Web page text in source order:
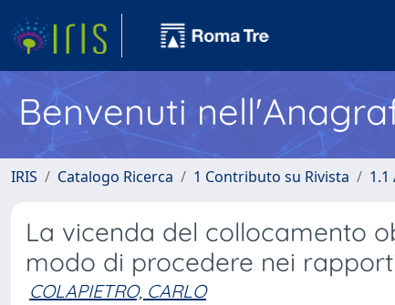
Benvenuti
IRIS Catalogo Ricerca 1 Contributo su Rivista
La vicenda del collocamento
modo di procedere nei
COLAPIETRO, CARLO